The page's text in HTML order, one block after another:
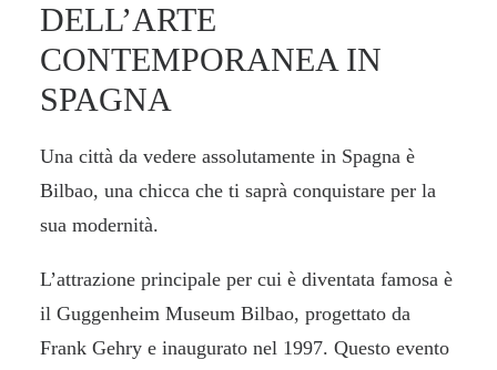
DELL’ARTE
CONTEMPORANEA IN
SPAGNA
Una città da vedere assolutamente in Spagna è
Bilbao, una chicca che ti saprà conquistare per la
sua modernità.
L’attrazione principale per cui è diventata famosa è
il Guggenheim Museum Bilbao, progettato da
Frank Gehry e inaugurato nel 1997. Questo evento